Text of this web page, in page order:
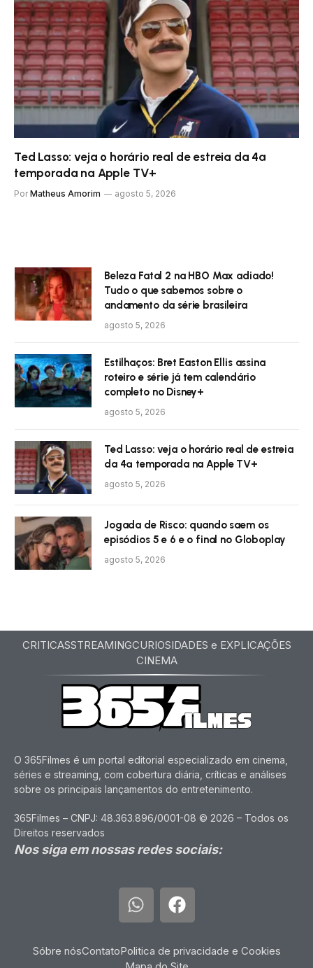
Ted Lasso: veja o horário real de estreia da 4ª
temporada na Apple TV+
Por Matheus Amorim agosto 5, 2026
Beleza Fatal 2 na HBO Max adiado!
Tudo o que sabemos sobre o
andamento da série brasileira
agosto 5, 2026
Estilhaços: Bret Easton Ellis assina
roteiro e série já tem calendário
completo no Disney+
agosto 5, 2026
Ted Lasso: veja o horário real de estreia
da 4ª temporada na Apple TV+
agosto 5, 2026
Jogada de Risco: quando saem os
episódios 5 e 6 e o final no Globoplay
agosto 5, 2026
CRITICASSTREAMINGCURIOSIDADES e EXPLICAÇÕES
CINEMA
O 365Filmes é um portal editorial especializado em cinema,
séries e streaming, com cobertura diária, críticas e análises
sobre os principais lançamentos do entretenimento.
365Filmes – CNPJ: 48.363.896/0001-08 © 2026 – Todos os
Direitos reservados
Nos siga em nossas redes sociais:
Sóbre nósContatoPolitica de privacidade e Cookies